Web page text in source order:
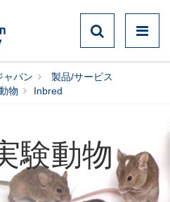
ャパン
製品/サービス
物 Inbred
験動物